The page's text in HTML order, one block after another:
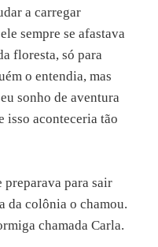
a carregar
sempre se afastava
floresta, só para
o entendia, mas
sonho de aventura
isso aconteceria tão
preparava para sair
da colônia o chamou.
chamada Carla.